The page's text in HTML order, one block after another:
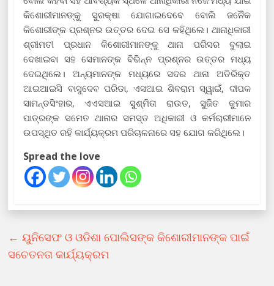
କିଶୋରୀମାନଙ୍କୁ ସୁରକ୍ଷା ଯୋଗାଇଦେବେ ବୋଲି ଜନୈକ
କିଶୋରୀଙ୍କ ପ୍ରଶ୍ନର ଉତ୍ତର ଦେଇ ସେ କହିଥିଲେ। ଥାନାଧିକାରୀ
ଶ୍ରୀମତୀ ପ୍ରଧାନ କିଶୋରୀମାନଙ୍କୁ ଥାନା ପରିସର ବୁଲାଇ
ଦେଖାଇବା ସହ ସେମାନଙ୍କ ବିଭିନ୍ନ ପ୍ରଶ୍ନର ଉତ୍ତର ମଧ୍ୟ
ଦେଇଥିଲେ। ଅନ୍ୟମାନଙ୍କ ମଧ୍ୟରେ ସଦର ଥାନା ଅତିରିକ୍ତ
ଆଇଆଇସି ବାସୁଦେବ ପରିଡା, ଏସଆଇ ଶିବରାମ ସ୍ୱାଇଁ, ଦୀପକ
ସାମନ୍ତସିଂହାର, ଏଏସଆଇ ସୁଶ୍ମିତା ରାଉତ, ସୁଜିତ କୁମାର
ପାତ୍ରଙ୍କ ସମେତ ଥାନାର ସମସ୍ତ ଅଧିକାରୀ ଓ କର୍ମଚାରୀମାନେ
ଉପସ୍ଥିତ ରହି କାର୍ଯ୍ୟକ୍ରମ ପରିଚାଳନାରେ ସହ ଯୋଗ କରିଥିଲେ।
Spread the love
← ୟୁନିସେଫ ଓ ଓଡିଶା ପୋଲିସଙ୍କ କିଶୋରୀମାନଙ୍କ ପାଇଁ
ସଚେତନତା କାର୍ଯ୍ୟକ୍ରମ